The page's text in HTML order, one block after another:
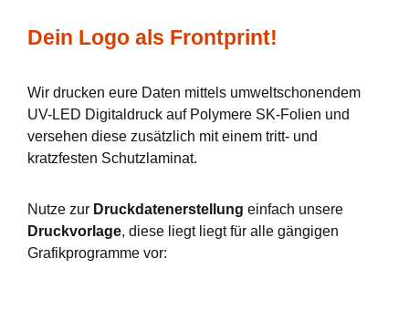
Dein Logo als Frontprint!
Wir drucken eure Daten mittels umweltschonendem
UV-LED Digitaldruck auf Polymere SK-Folien und
versehen diese zusätzlich mit einem tritt- und
kratzfesten Schutzlaminat.
Nutze zur Druckdatenerstellung einfach unsere
Druckvorlage, diese liegt liegt für alle gängigen
Grafikprogramme vor: